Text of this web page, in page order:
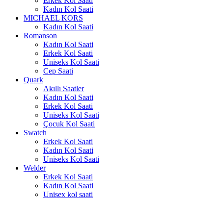
Kadın Kol Saati
MICHAEL KORS
Kadın Kol Saati
Romanson
Kadın Kol Saati
Erkek Kol Saati
Uniseks Kol Saati
Cep Saati
Quark
Akıllı Saatler
Kadın Kol Saati
Erkek Kol Saati
Uniseks Kol Saati
Çocuk Kol Saati
Swatch
Erkek Kol Saati
Kadın Kol Saati
Uniseks Kol Saati
Welder
Erkek Kol Saati
Kadın Kol Saati
Unisex kol saati